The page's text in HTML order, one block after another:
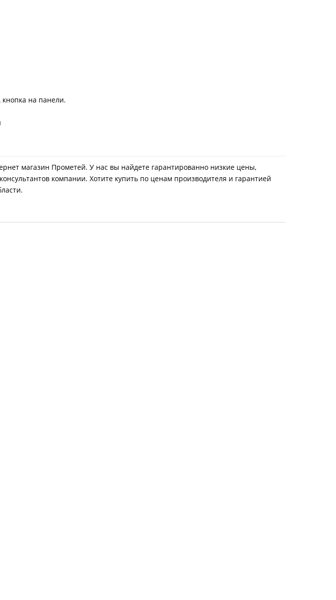
кнопка на панели.
магазин Прометей. У нас вы найдете гарантированно низкие цены,
компании. Хотите купить по ценам производителя и гарантией